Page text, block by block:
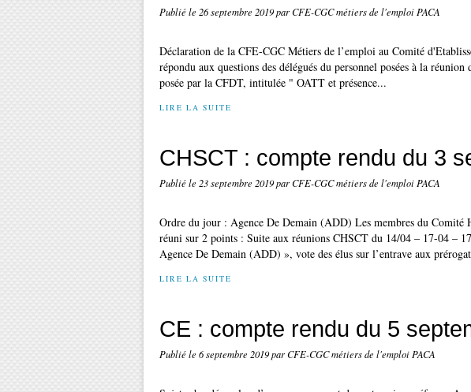
Publié le 26 septembre 2019par CFE-CGC métiers de l'emploi PACA
Déclaration de la CFE-CGC Métiers de l’emploi au Comité
répondu aux questions des délégués du personnel posées à la
posée par la CFDT, intitulée " OATT et présence...
LIRE LA SUITE
CHSCT : compte rendu du 3
Publié le 23 septembre 2019par CFE-CGC métiers de l'emploi PACA
Ordre du jour : Agence De Demain (ADD) Les membres du
réuni sur 2 points : Suite aux réunions CHSCT du 14/04 – 17-04 –
Agence De Demain (ADD) », vote des élus sur l’entrave aux
LIRE LA SUITE
CE : compte rendu du 5
Publié le 6 septembre 2019par CFE-CGC métiers de l'emploi PACA